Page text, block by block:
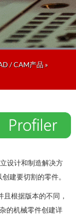
/ CAM产品»
设计和制造解决方
建要切割的零件。
根据版本的不同，
的机械零件创建详